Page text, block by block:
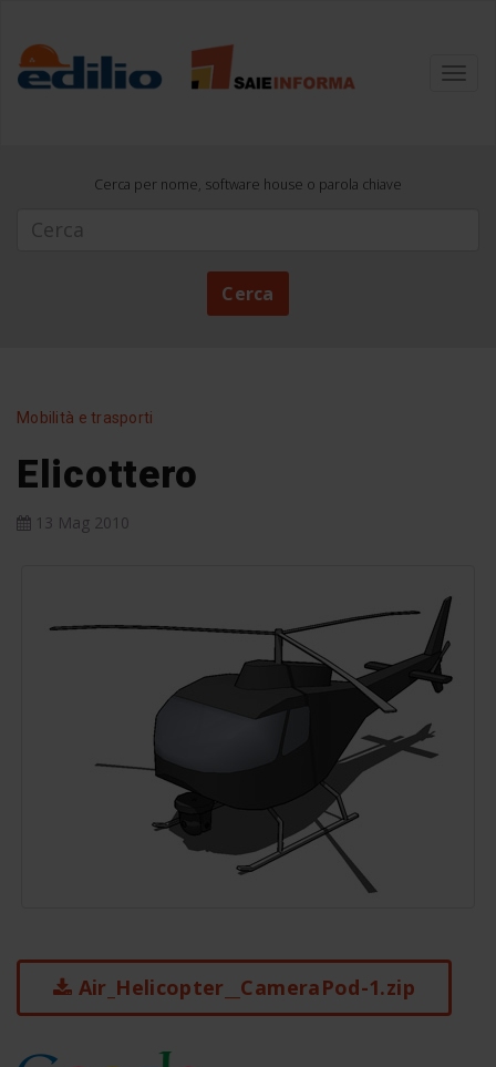
Cerca per nome, software house o parola chiave
Cerca
Mobilità e trasporti
Elicottero
13 Mag 2010
Air_Helicopter__CameraPod-1.zip